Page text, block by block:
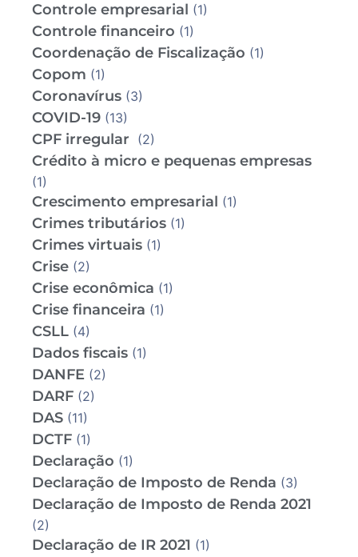
Controle empresarial (1)
Controle financeiro (1)
Coordenação de Fiscalização (1)
Copom (1)
Coronavírus (3)
COVID-19 (13)
CPF irregular (2)
Crédito à micro e pequenas empresas
(1)
Crescimento empresarial (1)
Crimes tributários (1)
Crimes virtuais (1)
Crise (2)
Crise econômica (1)
Crise financeira (1)
CSLL (4)
Dados fiscais (1)
DANFE (2)
DARF (2)
DAS (11)
DCTF (1)
Declaração (1)
Declaração de Imposto de Renda (3)
Declaração de Imposto de Renda 2021
(2)
Declaração de IR 2021 (1)